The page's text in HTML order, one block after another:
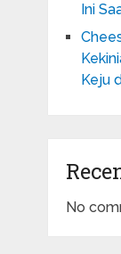
Ini
Keju
No